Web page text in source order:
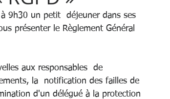
9h30 un petit  déjeuner dans ses
présenter le Règlement Général
aux responsables  de
la  notification des failles de
d'un délégué à la protection